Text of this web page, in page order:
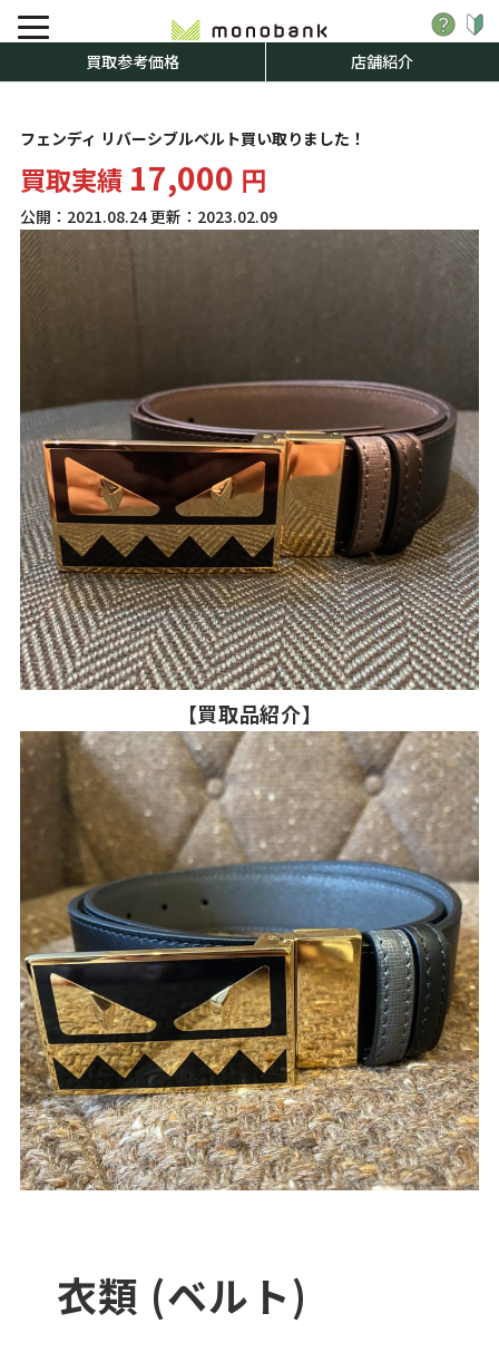
買取参考価格 店舗紹介
フェンディ リバーシブルベルト買い取りました！
買取実績17,000 円
公開： 2021.08.24更新： 2023.02.09
【買取品紹介】
衣類 (ベルト)